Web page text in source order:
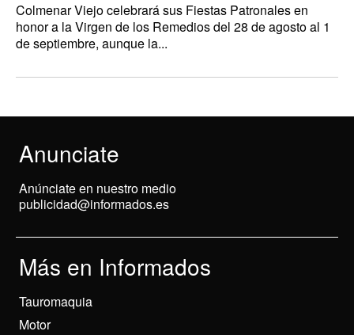
Colmenar Viejo celebrará sus Fiestas Patronales en
honor a la Virgen de los Remedios del 28 de agosto al 1
de septiembre, aunque la...
Anunciate
Anúnciate en nuestro medio
publicidad@informados.es
Más en Informados
Tauromaquia
Motor